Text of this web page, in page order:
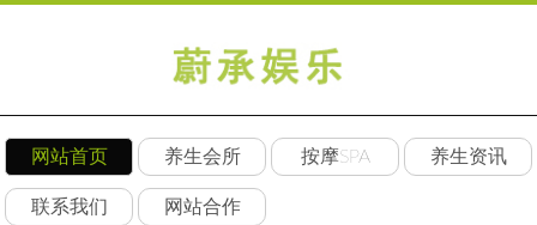
网站首页 养生会所 按摩SPA 养生资讯
联系我们 网站合作